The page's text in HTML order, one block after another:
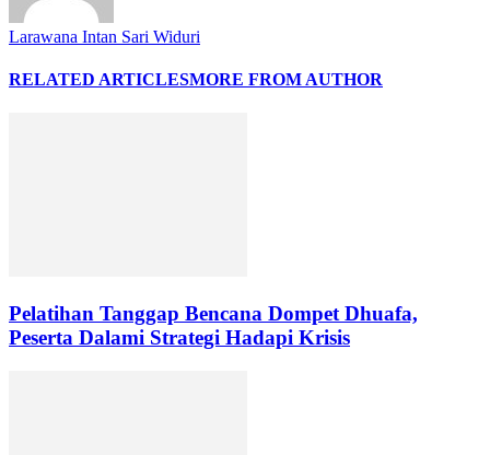
Larawana Intan Sari Widuri
RELATED ARTICLESMORE FROM AUTHOR
Pelatihan Tanggap Bencana Dompet Dhuafa,
Peserta Dalami Strategi Hadapi Krisis